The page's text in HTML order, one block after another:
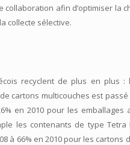
collaboration afin d’optimiser la
collecte sélective.
recyclent de plus en plus :
cartons multicouches est passé
en 2010 pour les emballages
les contenants de type Tetra
à 66% en 2010 pour les cartons